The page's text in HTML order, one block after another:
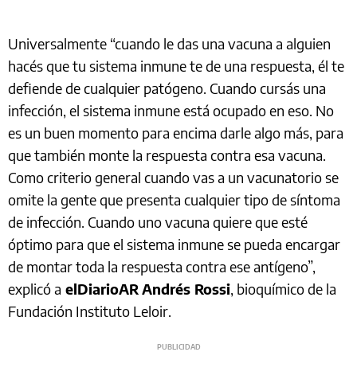
Universalmente “cuando le das una vacuna a alguien
hacés que tu sistema inmune te de una respuesta, él te
defiende de cualquier patógeno. Cuando cursás una
infección, el sistema inmune está ocupado en eso. No
es un buen momento para encima darle algo más, para
que también monte la respuesta contra esa vacuna.
Como criterio general cuando vas a un vacunatorio se
omite la gente que presenta cualquier tipo de síntoma
de infección. Cuando uno vacuna quiere que esté
óptimo para que el sistema inmune se pueda encargar
de montar toda la respuesta contra ese antígeno”,
explicó a elDiarioARAndrés Rossi, bioquímico de la
Fundación Instituto Leloir.